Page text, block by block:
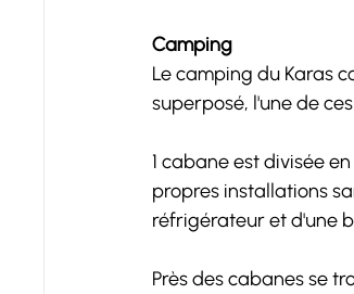
Camping
Le camping du Karas
superposé, l'une de
1 cabane est divisée
propres installations
réfrigérateur et d'une
Près des cabanes se